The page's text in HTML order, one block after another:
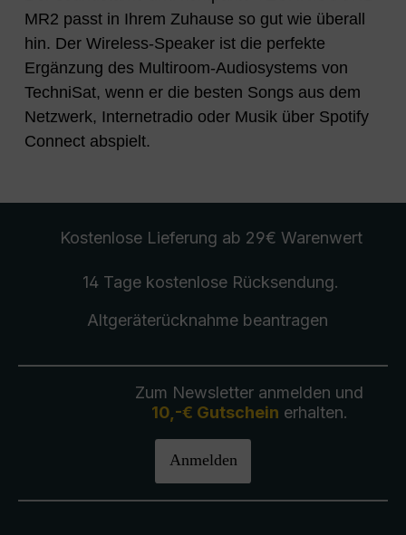
MR2 passt in Ihrem Zuhause so gut wie überall
hin. Der Wireless-Speaker ist die perfekte
Ergänzung des Multiroom-Audiosystems von
TechniSat, wenn er die besten Songs aus dem
Netzwerk, Internetradio oder Musik über Spotify
Connect abspielt.
Kostenlose Lieferung ab 29€ Warenwert
14 Tage kostenlose Rücksendung.
Altgeräterücknahmebeantragen
Zum Newsletter anmelden und
10,-€ Gutschein erhalten.
Anmelden